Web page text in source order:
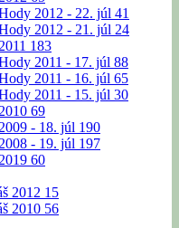
2012 - 22. júl 41
2012 - 21. júl 24
183
2011 - 17. júl 88
2011 - 16. júl 65
2011 - 15. júl 30
69
- 18. júl 190
- 19. júl 197
60
2012 15
2010 56